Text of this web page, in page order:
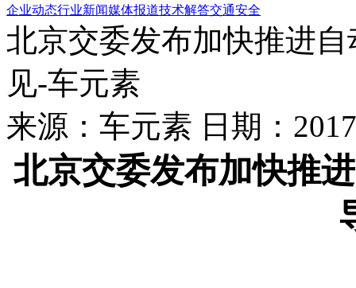
企业动态行业新闻媒体报道技术解答交通安全
北京交委发布加快推进
见-车元素
来源：车元素 日期：
北京交委发布加快推